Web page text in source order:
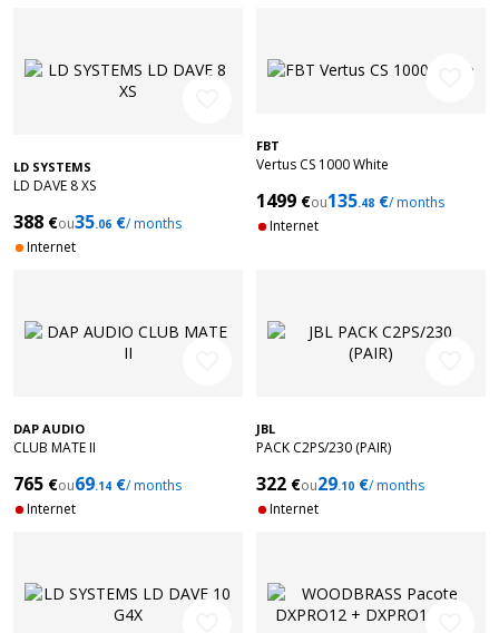
LD SYSTEMS
LD DAVE 8 XS
388 €ou35.06 €/ months
Internet
FBT
Vertus CS 1000 White
1499 €ou135.48 €/ months
Internet
DAP AUDIO
CLUB MATE II
765 €ou69.14 €/ months
Internet
JBL
PACK C2PS/230 (PAIR)
322 €ou29.10 €/ months
Internet